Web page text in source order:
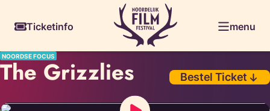
Ticketinfo
menu
NOORDSE FOCUS
The Grizzlies Bestel Ticket